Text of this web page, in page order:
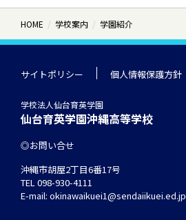
HOME 学校案内 学園紹介
サイトポリシー 個人情報保護方針
学校法人仙台育英学園
仙台育英学園沖縄高等学校
お問い合せ
沖縄市胡屋2丁目6番17号
TEL 098-930-4111
E-mail: okinawaikuei1@sendaiikuei.ed.jp